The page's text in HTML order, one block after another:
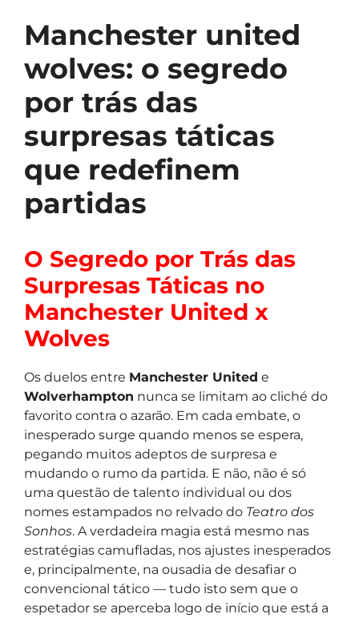
Manchester united
wolves: o segredo
por trás das
surpresas táticas
que redefinem
partidas
O Segredo por Trás das
Surpresas Táticas no
Manchester United x
Wolves
Os duelos entre Manchester United e
Wolverhampton nunca se limitam ao cliché do
favorito contra o azarão. Em cada embate, o
inesperado surge quando menos se espera,
pegando muitos adeptos de surpresa e
mudando o rumo da partida. E não, não é só
uma questão de talento individual ou dos
nomes estampados no relvado do Teatro dos
Sonhos. A verdadeira magia está mesmo nas
estratégias camufladas, nos ajustes inesperados
e, principalmente, na ousadia de desafiar o
convencional tático — tudo isto sem que o
espetador se aperceba logo de início que está a